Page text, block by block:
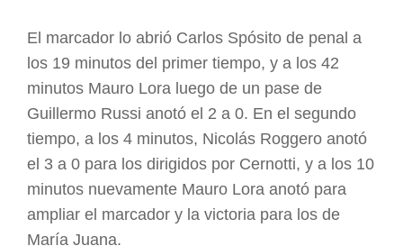
El marcador lo abrió Carlos Spósito de penal a
los 19 minutos del primer tiempo, y a los 42
minutos Mauro Lora luego de un pase de
Guillermo Russi anotó el 2 a 0. En el segundo
tiempo, a los 4 minutos, Nicolás Roggero anotó
el 3 a 0 para los dirigidos por Cernotti, y a los 10
minutos nuevamente Mauro Lora anotó para
ampliar el marcador y la victoria para los de
María Juana.